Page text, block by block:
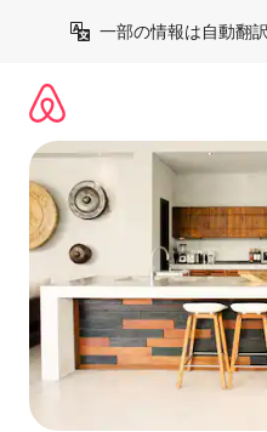
一部の情報は自動翻